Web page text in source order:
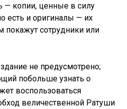
— копии, ценные в силу
есть и оригиналы — их
покажут сотрудники или
не предусмотрено;
побольше узнать о
воспользоваться
величественной Ратуши